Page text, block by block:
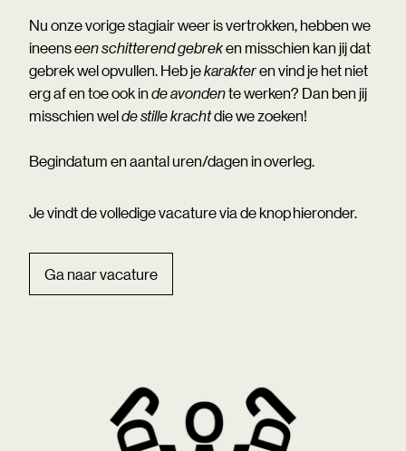
Nu onze vorige stagiair weer is vertrokken, hebben we
ineenseen schitterend gebreken misschien kan jij dat
gebrek wel opvullen. Heb jekarakteren vind je het niet
erg af en toe ook inde avondente werken? Dan ben jij
misschien welde stille krachtdie we zoeken!
Begindatum en aantal uren/dagen in overleg.
Je vindt de volledige vacature via de knop hieronder.
Ga naar vacature